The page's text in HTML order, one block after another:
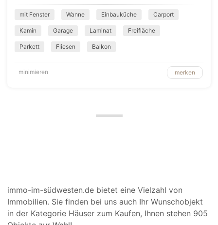
mit Fenster Wanne Einbauküche Carport
Kamin Garage Laminat Freifläche
Parkett Fliesen Balkon
minimieren merken
immo-im-südwesten.de bietet eine Vielzahl von
Immobilien. Sie finden bei uns auch Ihr Wunschobjekt
in der Kategorie Häuser zum Kaufen, Ihnen stehen 905